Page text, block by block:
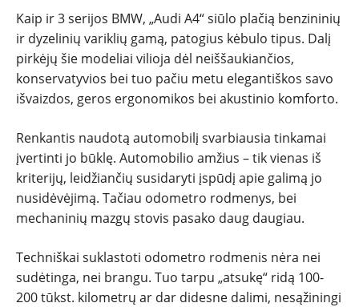
Kaip ir 3 serijos BMW, „Audi A4“ siūlo plačią benzininių
ir dyzelinių variklių gamą, patogius kėbulo tipus. Dalį
pirkėjų šie modeliai vilioja dėl neiššaukiančios,
konservatyvios bei tuo pačiu metu elegantiškos savo
išvaizdos, geros ergonomikos bei akustinio komforto.
Renkantis naudotą automobilį svarbiausia tinkamai
įvertinti jo būklę. Automobilio amžius – tik vienas iš
kriterijų, leidžiančių susidaryti įspūdį apie galimą jo
nusidėvėjimą. Tačiau odometro rodmenys, bei
mechaninių mazgų stovis pasako daug daugiau.
Techniškai suklastoti odometro rodmenis nėra nei
sudėtinga, nei brangu. Tuo tarpu „atsukę“ ridą 100-
200 tūkst. kilometrų ar dar didesne dalimi, nesąžiningi